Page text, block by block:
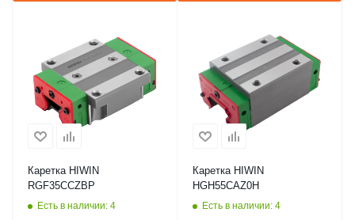
Каретка HIWIN
RGF35CCZBP
Есть в наличии: 4
Каретка HIWIN
HGH55CAZ0H
Есть в наличии: 4